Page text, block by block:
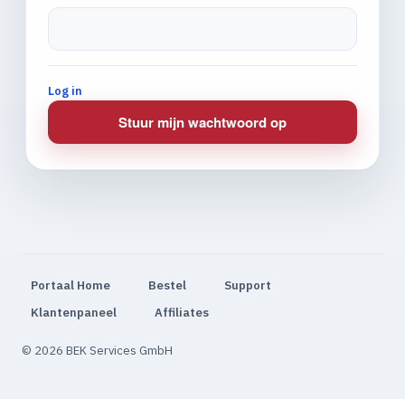
Log in
Stuur mijn wachtwoord op
Portaal Home Bestel
Support
Klantenpaneel
Affiliates
© 2026 BEK Services GmbH